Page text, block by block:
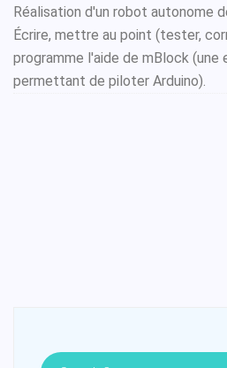
Réalisation d'un robot autonome
Écrire, mettre au point (tester,
programme l'aide de mBlock (une
permettant de piloter Arduino).